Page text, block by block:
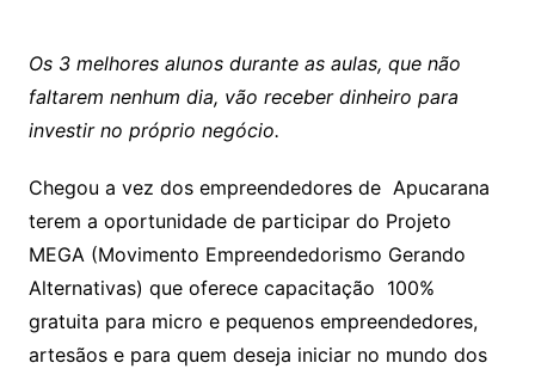
Os 3 melhores alunos durante as aulas, que não
faltarem nenhum dia, vão receber dinheiro para
investir no próprio negócio.
Chegou a vez dos empreendedores de Apucarana
terem a oportunidade de participar do Projeto
MEGA (Movimento Empreendedorismo Gerando
Alternativas) que oferece capacitação 100%
gratuita para micro e pequenos empreendedores,
artesãos e para quem deseja iniciar no mundo dos